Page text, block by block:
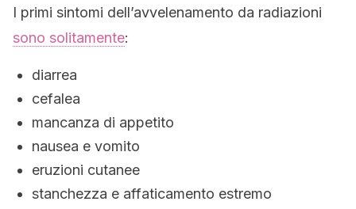
I primi sintomi dell’avvelenamento da radiazioni
sono solitamente:
diarrea
cefalea
mancanza di appetito
nausea e vomito
eruzioni cutanee
stanchezza e affaticamento estremo